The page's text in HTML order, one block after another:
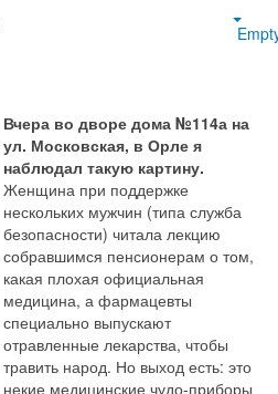
Вчера во дворе дома №114а на
ул. Московская, в Орле я
наблюдал такую картину.
Женщина при поддержке
нескольких мужчин (типа служба
безопасности) читала лекцию
собравшимся пенсионерам о том,
какая плохая официальная
медицина, а фармацевты
специально выпускают
отравленные лекарства, чтобы
травить народ. Но выход есть: это
некие медицинские чудо-приборы